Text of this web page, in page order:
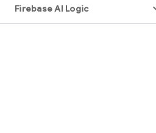
Firebase AI Logic